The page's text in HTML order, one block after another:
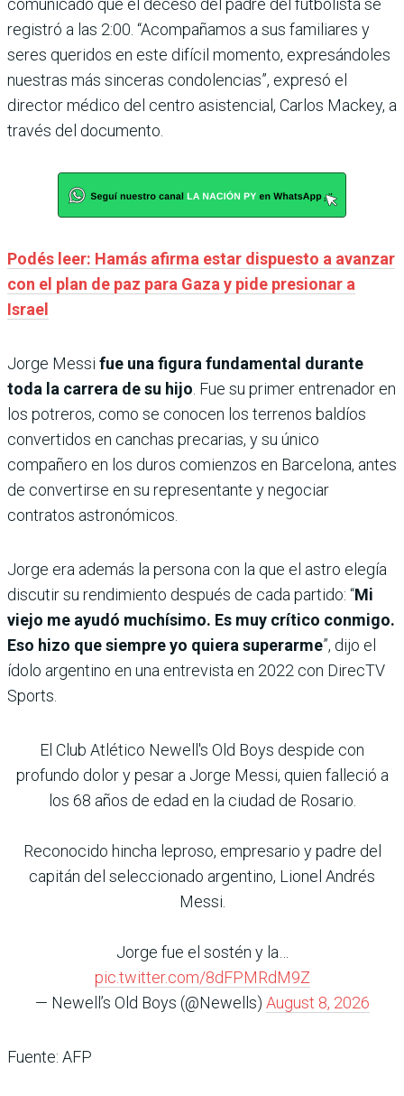
registró a las 2:00. “Acompañamos a sus familiares y
seres queridos en este difícil momento, expresándoles
nuestras más sinceras condolencias”, expresó el
director médico del centro asistencial, Carlos Mackey, a
través del documento.
Podés leer: Hamás afirma estar dispuesto a avanzar
con el plan de paz para Gaza y pide presionar a
Israel
Jorge Messi fue una figura fundamental durante
toda la carrera de su hijo . Fue su primer entrenador en
los potreros, como se conocen los terrenos baldíos
convertidos en canchas precarias, y su único
compañero en los duros comienzos en Barcelona, antes
de convertirse en su representante y negociar
contratos astronómicos.
Jorge era además la persona con la que el astro elegía
discutir su rendimiento después de cada partido: “Mi
viejo me ayudó muchísimo. Es muy crítico conmigo.
Eso hizo que siempre yo quiera superarme”, dijo el
ídolo argentino en una entrevista en 2022 con DirecTV
Sports.
El Club Atlético Newell's Old Boys despide con
profundo dolor y pesar a Jorge Messi, quien falleció a
los 68 años de edad en la ciudad de Rosario.
Reconocido hincha leproso, empresario y padre del
capitán del seleccionado argentino, Lionel Andrés
Messi.
Jorge fue el sostén y la…
pic.twitter.com/8dFPMRdM9Z
— Newell’s Old Boys (@Newells) August 8, 2026
Fuente: AFP